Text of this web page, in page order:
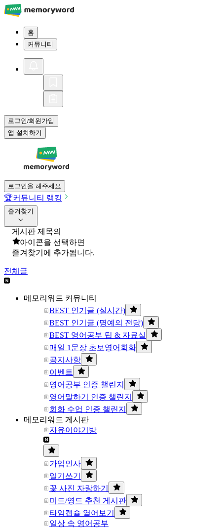
홈
커뮤니티
로그인/회원가입
앱 설치하기
로그인을 해주세요
🏆커뮤니티 랭킹
즐겨찾기
게시판 제목의
아이콘을 선택하면
즐겨찾기에 추가됩니다.
전체글
메모리워드 커뮤니티
BEST 인기글 (실시간)
BEST 인기글 (명예의 전당)
BEST 영어공부 팁 & 자료실
매일 1문장 초보영어회화
공지사항
이벤트
영어공부 인증 챌린지
영어말하기 인증 챌린지
회화 수업 인증 챌린지
메모리워드 게시판
자유이야기방
가입인사
일기쓰기
꽃 사진 자랑하기
미드/영드 추천 게시판
타임캡슐 열어보기
일상 속 영어공부